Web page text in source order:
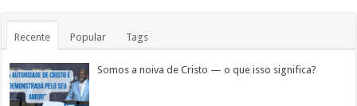
Recente Popular Tags
Somos a noiva de Cristo — o que isso significa?